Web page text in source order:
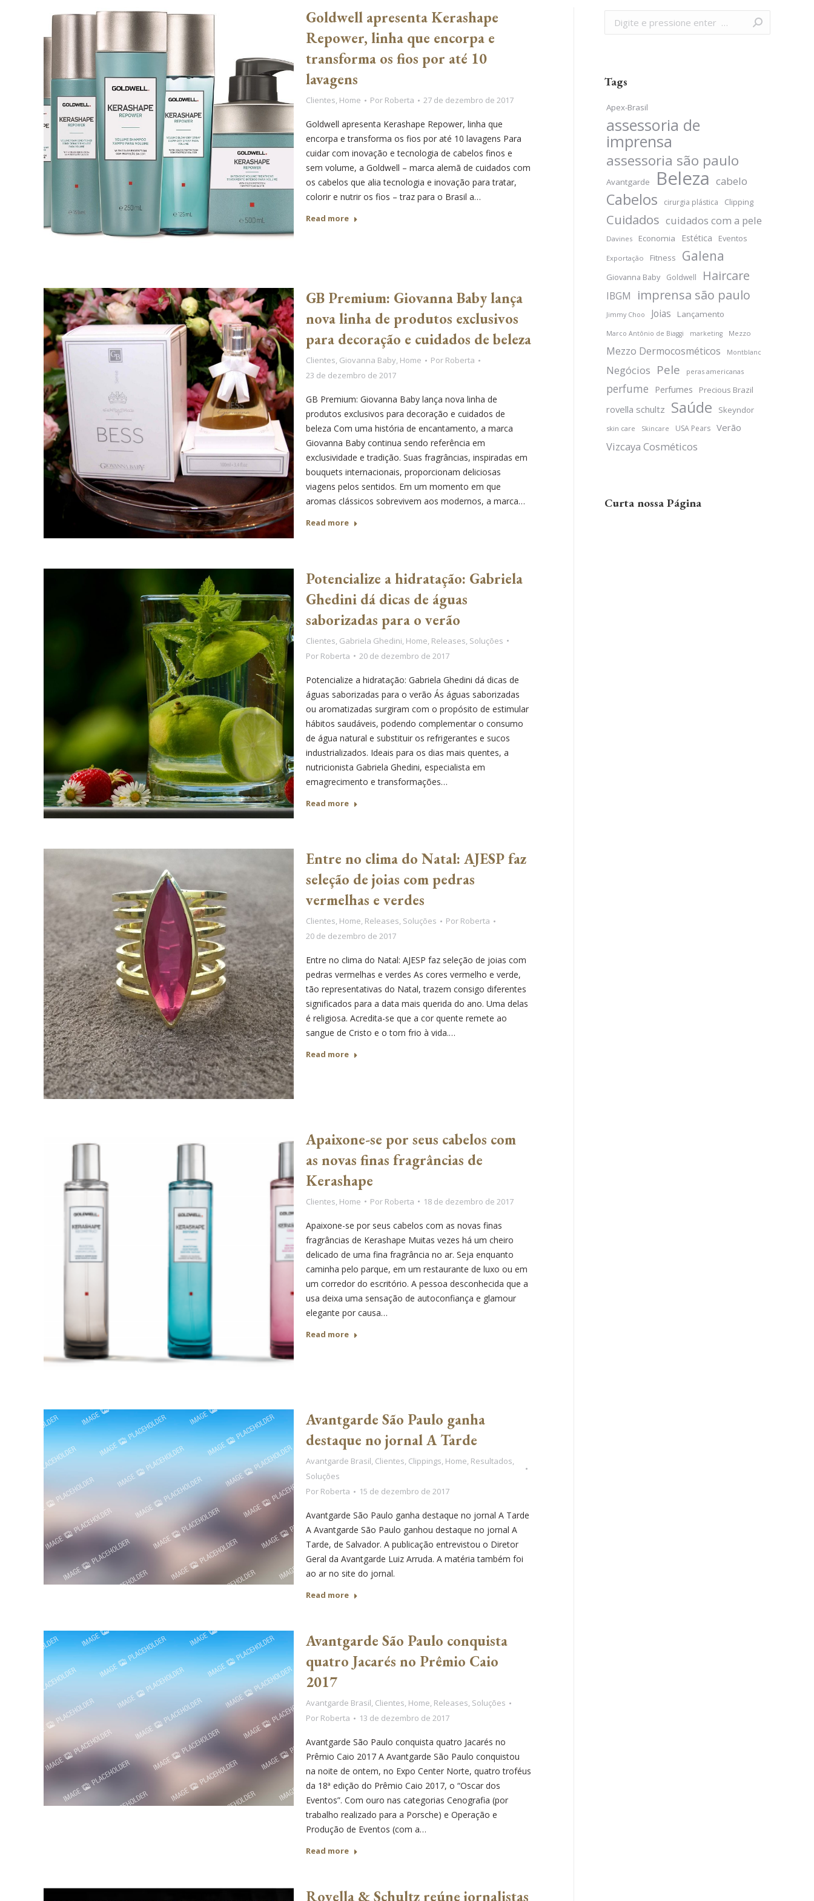
Goldwell apresenta Kerashape
Repower, linha que encorpa e
transforma os fios por até 10
lavagens
Clientes, Home Por Roberta 27 de dezembro de 2017
Goldwell apresenta Kerashape Repower, linha que
encorpa e transforma os fios por até 10 lavagens Para
cuidar com inovação e tecnologia de cabelos finos e
sem volume, a Goldwell – marca alemã de cuidados com
os cabelos que alia tecnologia e inovação para tratar,
colorir e nutrir os fios – traz para o Brasil a…
Read more
GB Premium: Giovanna Baby lança
nova linha de produtos exclusivos
para decoração e cuidados de beleza
Clientes, Giovanna Baby, Home Por Roberta
23 de dezembro de 2017
GB Premium: Giovanna Baby lança nova linha de
produtos exclusivos para decoração e cuidados de
beleza Com uma história de encantamento, a marca
Giovanna Baby continua sendo referência em
exclusividade e tradição. Suas fragrâncias, inspiradas em
bouquets internacionais, proporcionam deliciosas
viagens pelos sentidos. Em um momento em que
aromas clássicos sobrevivem aos modernos, a marca…
Read more
Potencialize a hidratação: Gabriela
Ghedini dá dicas de águas
saborizadas para o verão
Clientes Gabriela Ghedini Home Releases Soluções
Por Roberta 20 de dezembro de 2017
Potencialize a hidratação: Gabriela Ghedini dá dicas de
águas saborizadas para o verão Ás águas saborizadas
ou aromatizadas surgiram com o propósito de estimular
hábitos saudáveis, podendo complementar o consumo
de água natural e substituir os refrigerantes e sucos
industrializados. Ideais para os dias mais quentes, a
nutricionista Gabriela Ghedini, especialista em
emagrecimento e transformações…
Read more
Entre no clima do Natal: AJESP faz
seleção de joias com pedras
vermelhas e verdes
Clientes, Home, Releases, Soluções Por Roberta
20 de dezembro de 2017
Entre no clima do Natal: AJESP faz seleção de joias com
pedras vermelhas e verdes As cores vermelho e verde,
tão representativas do Natal, trazem consigo diferentes
significados para a data mais querida do ano. Uma delas
é religiosa. Acredita-se que a cor quente remete ao
sangue de Cristo e o tom frio à vida.…
Read more
Apaixone-se por seus cabelos com
as novas finas fragrâncias de
Kerashape
Clientes Home Por Roberta 18 de dezembro de 2017
Apaixone-se por seus cabelos com as novas finas
fragrâncias de Kerashape Muitas vezes há um cheiro
delicado de uma fina fragrância no ar. Seja enquanto
caminha pelo parque, em um restaurante de luxo ou em
um corredor do escritório. A pessoa desconhecida que a
usa deixa uma sensação de autoconfiança e glamour
elegante por causa…
Read more
Avantgarde São Paulo ganha
destaque no jornal A Tarde
Avantgarde Brasil, Clientes, Clippings, Home, Resultados,
Soluções
Por Roberta 15 de dezembro de 2017
Avantgarde São Paulo ganha destaque no jornal A Tarde
A Avantgarde São Paulo ganhou destaque no jornal A
Tarde, de Salvador. A publicação entrevistou o Diretor
Geral da Avantgarde Luiz Arruda. A matéria também foi
ao ar no site do jornal.
Read more
Avantgarde São Paulo conquista
quatro Jacarés no Prêmio Caio
2017
Avantgarde Brasil, Clientes, Home, Releases, Soluções
Por Roberta 13 de dezembro de 2017
Avantgarde São Paulo conquista quatro Jacarés no
Prêmio Caio 2017 A Avantgarde São Paulo conquistou
na noite de ontem, no Expo Center Norte, quatro troféus
da 18ª edição do Prêmio Caio 2017, o “Oscar dos
Eventos”. Com ouro nas categorias Cenografia (por
trabalho realizado para a Porsche) e Operação e
Produção de Eventos (com a…
Read more
Rovella & Schultz reúne jornalistas
Search:
Tags
Apex-Brasil
assessoria de
imprensa
assessoria são paulo
Avantgarde Beleza cabelo
Cabelos cirurgia plástica Clipping
Cuidados cuidados com a pele
Davines Economia Estética Eventos
Exportação Fitness Galena
Giovanna Baby Goldwell Haircare
IBGM imprensa são paulo
Jimmy Choo Joias Lançamento
Marco Antônio de Biaggi marketing Mezzo
Mezzo Dermocosméticos Montblanc
Negócios Pele peras americanas
perfume Perfumes Precious Brazil
rovella schultz Saúde Skeyndor
skin care Skincare USA Pears Verão
Vizcaya Cosméticos
Curta nossa Página